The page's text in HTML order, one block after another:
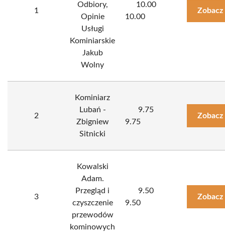
1
Odbiory,
Opinie
Usługi
Kominiarskie
Jakub
Wolny
10.00
10.00
Zobacz
2
Kominiarz
Lubań -
Zbigniew
Sitnicki
9.75
9.75
Zobacz
3
Kowalski
Adam.
Przegląd i
czyszczenie
przewodów
kominowych
9.50
9.50
Zobacz